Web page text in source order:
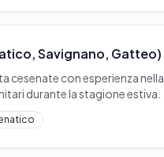
Savignano, Gatteo)
cesenate con esperienza nella
durante la stagione estiva.